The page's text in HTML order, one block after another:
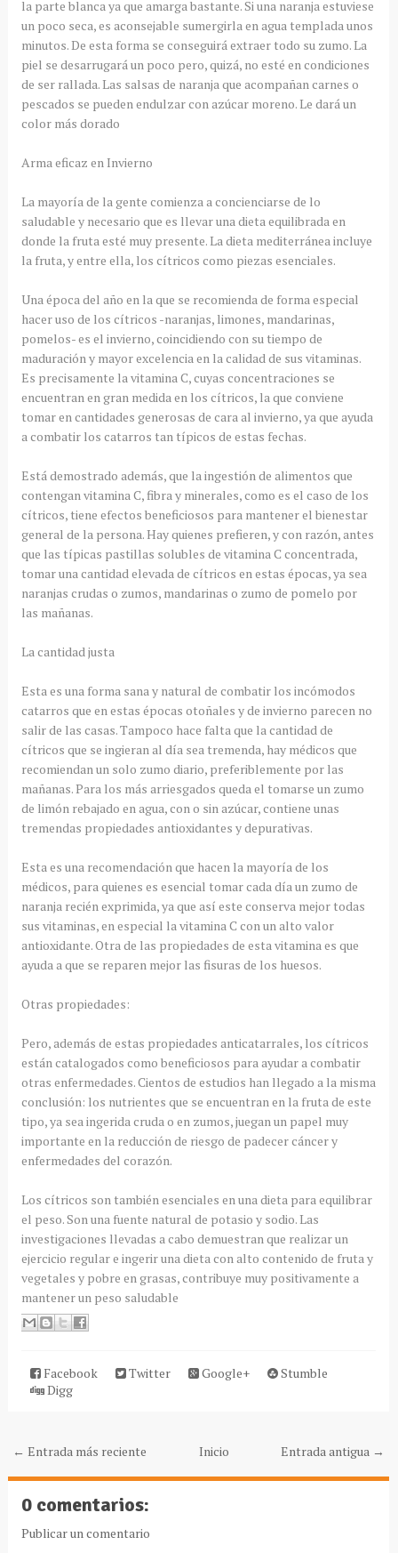
la parte blanca ya que amarga bastante. Si una naranja estuviese
un poco seca, es aconsejable sumergirla en agua templada unos
minutos. De esta forma se conseguirá extraer todo su zumo. La
piel se desarrugará un poco pero, quizá, no esté en condiciones
de ser rallada. Las salsas de naranja que acompañan carnes o
pescados se pueden endulzar con azúcar moreno. Le dará un
color más dorado
Arma eficaz en Invierno
La mayoría de la gente comienza a concienciarse de lo
saludable y necesario que es llevar una dieta equilibrada en
donde la fruta esté muy presente. La dieta mediterránea incluye
la fruta, y entre ella, los cítricos como piezas esenciales.
Una época del año en la que se recomienda de forma especial
hacer uso de los cítricos -naranjas, limones, mandarinas,
pomelos- es el invierno, coincidiendo con su tiempo de
maduración y mayor excelencia en la calidad de sus vitaminas.
Es precisamente la vitamina C, cuyas concentraciones se
encuentran en gran medida en los cítricos, la que conviene
tomar en cantidades generosas de cara al invierno, ya que ayuda
a combatir los catarros tan típicos de estas fechas.
Está demostrado además, que la ingestión de alimentos que
contengan vitamina C, fibra y minerales, como es el caso de los
cítricos, tiene efectos beneficiosos para mantener el bienestar
general de la persona. Hay quienes prefieren, y con razón, antes
que las típicas pastillas solubles de vitamina C concentrada,
tomar una cantidad elevada de cítricos en estas épocas, ya sea
naranjas crudas o zumos, mandarinas o zumo de pomelo por
las mañanas.
La cantidad justa
Esta es una forma sana y natural de combatir los incómodos
catarros que en estas épocas otoñales y de invierno parecen no
salir de las casas. Tampoco hace falta que la cantidad de
cítricos que se ingieran al día sea tremenda, hay médicos que
recomiendan un solo zumo diario, preferiblemente por las
mañanas. Para los más arriesgados queda el tomarse un zumo
de limón rebajado en agua, con o sin azúcar, contiene unas
tremendas propiedades antioxidantes y depurativas.
Esta es una recomendación que hacen la mayoría de los
médicos, para quienes es esencial tomar cada día un zumo de
naranja recién exprimida, ya que así este conserva mejor todas
sus vitaminas, en especial la vitamina C con un alto valor
antioxidante. Otra de las propiedades de esta vitamina es que
ayuda a que se reparen mejor las fisuras de los huesos.
Otras propiedades:
Pero, además de estas propiedades anticatarrales, los cítricos
están catalogados como beneficiosos para ayudar a combatir
otras enfermedades. Cientos de estudios han llegado a la misma
conclusión: los nutrientes que se encuentran en la fruta de este
tipo, ya sea ingerida cruda o en zumos, juegan un papel muy
importante en la reducción de riesgo de padecer cáncer y
enfermedades del corazón.
Los cítricos son también esenciales en una dieta para equilibrar
el peso. Son una fuente natural de potasio y sodio. Las
investigaciones llevadas a cabo demuestran que realizar un
ejercicio regular e ingerir una dieta con alto contenido de fruta y
vegetales y pobre en grasas, contribuye muy positivamente a
mantener un peso saludable
Facebook Twitter Google+
Stumble
Digg
← Entrada más reciente Entrada antigua →
Inicio
0 comentarios:
Publicar un comentario